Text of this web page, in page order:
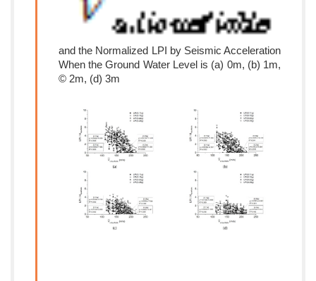
and the Normalized LPI by Seismic Acceleration
When the Ground Water Level is (a) 0m, (b) 1m,
© 2m, (d) 3m